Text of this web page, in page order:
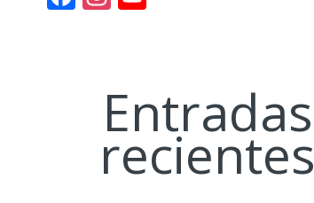
Entradas
recientes